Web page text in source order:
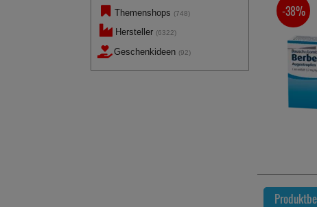
SIE SPAREN
-38%
Themenshops (748)
Hersteller (6322)
Geschenkideen (92)